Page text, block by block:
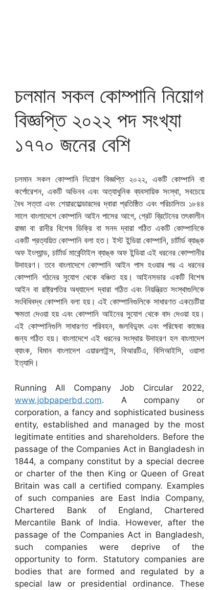
চলমান সকল কোম্পানি নিয়োগ
বিজ্ঞপ্তি ২০২২ পদ সংখ্যা
১৭৭০ জনের বেশি
চলমান সকল কোম্পানি নিয়োগ বিজ্ঞপ্তি ২০২২, একটি কোম্পানি বা
কর্পোরেশন, একটি অভিনব এবং অত্যাধুনিক ব্যবসায়িক সংস্থা, সবচেয়ে
বৈধ সত্তা এবং শেয়ারহোল্ডারদের দ্বারা প্রতিষ্ঠিত এবং পরিচালিত৷ ১৮৪৪
সালে বাংলাদেশে কোম্পানি আইন পাসের আগে, গ্রেট ব্রিটেনের তৎকালীন
রাজা বা রানীর বিশেষ ডিক্রি বা সনদ দ্বারা গঠিত একটি কোম্পানিকে
একটি প্রত্যয়িত কোম্পানি বলা হত। ইস্ট ইন্ডিয়া কোম্পানি, চার্টার্ড ব্যাঙ্ক
অফ ইংল্যান্ড, চার্টার্ড মার্কেন্টাইল ব্যাঙ্ক অফ ইন্ডিয়া এই ধরনের কোম্পানীর
উদাহরণ। তবে বাংলাদেশে কোম্পানি আইন পাস হওয়ার পর এ ধরনের
কোম্পানি গঠনের সুযোগ থেকে বঞ্চিত হয়। আইনসভার একটি বিশেষ
আইন বা রাষ্ট্রপতির অধ্যাদেশ দ্বারা গঠিত এবং নিয়ন্ত্রিত সংস্থাগুলিকে
সংবিধিবদ্ধ কোম্পানি বলা হয়। এই কোম্পানিগুলিকে সাধারণত একচেটিয়া
ক্ষমতা দেওয়া হয় এবং কোম্পানি আইনের সুযোগ থেকে বাদ দেওয়া হয়।
এই কোম্পানিগুলি সাধারণত পরিবহন, জলবিদ্যুৎ এবং পরিষেবা কাজের
জন্য গঠিত হয়। বাংলাদেশে এই ধরনের সংস্থার উদাহরণ হল বাংলাদেশ
ব্যাংক, বিমান বাংলাদেশ এয়ারলাইন্স, বিআরটিএ, বিসিআইসি, ওয়াসা
ইত্যাদি।
Running All Company Job Circular 2022,
www.jobpaperbd.com. A company or
corporation, a fancy and sophisticated business
entity, established and managed by the most
legitimate entities and shareholders. Before the
passage of the Companies Act in Bangladesh in
1844, a company constitut by a special decree
or charter of the then King or Queen of Great
Britain was call a certified company. Examples
of such companies are East India Company,
Chartered Bank of England, Chartered
Mercantile Bank of India. However, after the
passage of the Companies Act in Bangladesh,
such companies were deprive of the
opportunity to form. Statutory companies are
bodies that are formed and regulated by a
special law or presidential ordinance. These